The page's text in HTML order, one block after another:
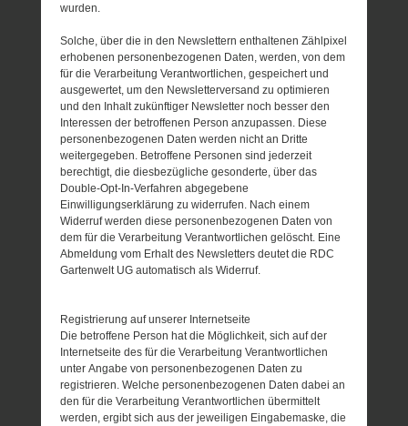
wurden.
Solche, über die in den Newslettern enthaltenen Zählpixel
erhobenen personenbezogenen Daten, werden, von dem
für die Verarbeitung Verantwortlichen, gespeichert und
ausgewertet, um den Newsletterversand zu optimieren
und den Inhalt zukünftiger Newsletter noch besser den
Interessen der betroffenen Person anzupassen. Diese
personenbezogenen Daten werden nicht an Dritte
weitergegeben. Betroffene Personen sind jederzeit
berechtigt, die diesbezügliche gesonderte, über das
Double-Opt-In-Verfahren abgegebene
Einwilligungserklärung zu widerrufen. Nach einem
Widerruf werden diese personenbezogenen Daten von
dem für die Verarbeitung Verantwortlichen gelöscht. Eine
Abmeldung vom Erhalt des Newsletters deutet die RDC
Gartenwelt UG automatisch als Widerruf.
Registrierung auf unserer Internetseite
Die betroffene Person hat die Möglichkeit, sich auf der
Internetseite des für die Verarbeitung Verantwortlichen
unter Angabe von personenbezogenen Daten zu
registrieren. Welche personenbezogenen Daten dabei an
den für die Verarbeitung Verantwortlichen übermittelt
werden, ergibt sich aus der jeweiligen Eingabemaske, die